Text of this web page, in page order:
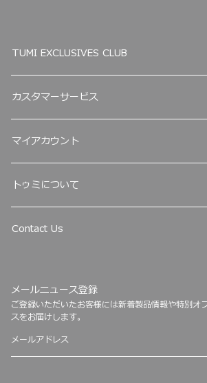
TUMI EXCLUSIVES CLUB
カスタマーサービス
マイアカウント
トゥミについて
Contact Us
メールニュース登録
ご登録いただいたお客様には新着製品情報や特別オ
スをお届けします。